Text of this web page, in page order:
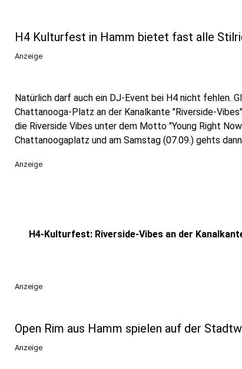
H4 Kulturfest in Hamm bietet fast alle
Anzeige
Natürlich darf auch ein DJ-Event bei H4 nicht fehlen.
Chattanooga-Platz an der Kanalkante "Riverside-
die Riverside Vibes unter dem Motto "Young Right
Chattanoogaplatz und am Samstag (07.09.) gehts
Anzeige
H4-Kulturfest: Riverside-Vibes an der
Anzeige
Open Rim aus Hamm spielen auf der
Anzeige